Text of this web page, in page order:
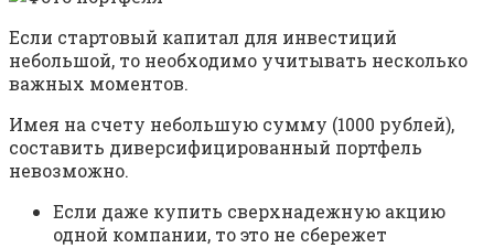
Если стартовый капитал для инвестиций
небольшой, то необходимо учитывать несколько
важных моментов.
Имея на счету небольшую сумму (1000 рублей),
составить диверсифицированный портфель
невозможно.
Если даже купить сверхнадежную акцию
одной компании, то это не сбережет